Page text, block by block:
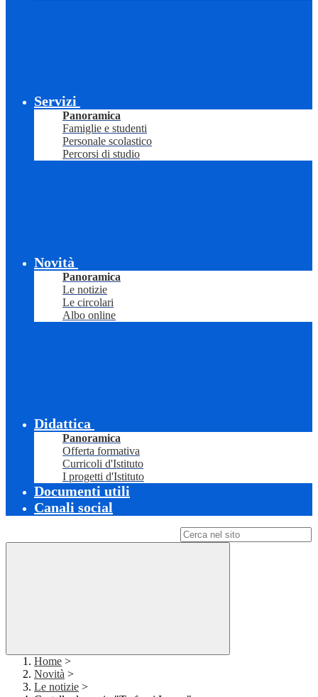
Servizi
Panoramica
Famiglie e studenti
Personale scolastico
Percorsi di studio
Novità
Panoramica
Le notizie
Le circolari
Albo online
Didattica
Panoramica
Offerta formativa
Curricoli d'Istituto
I progetti d'Istituto
Documenti utili
Canali social
Home >
Novità >
Le notizie >